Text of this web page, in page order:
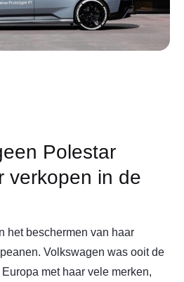
Polestar
verkopen in de
het beschermen van haar
Volkswagen was ooit de
met haar vele merken,